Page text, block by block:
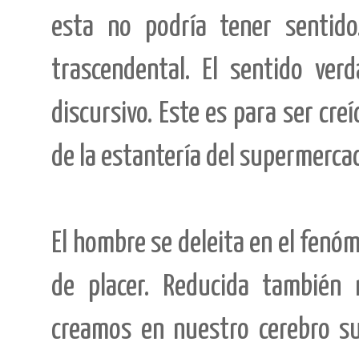
esta no podría tener
trascendental. El sentido
discursivo. Este es para ser
de la estantería del
El hombre se deleita en el
de placer. Reducida
creamos en nuestro cerebro